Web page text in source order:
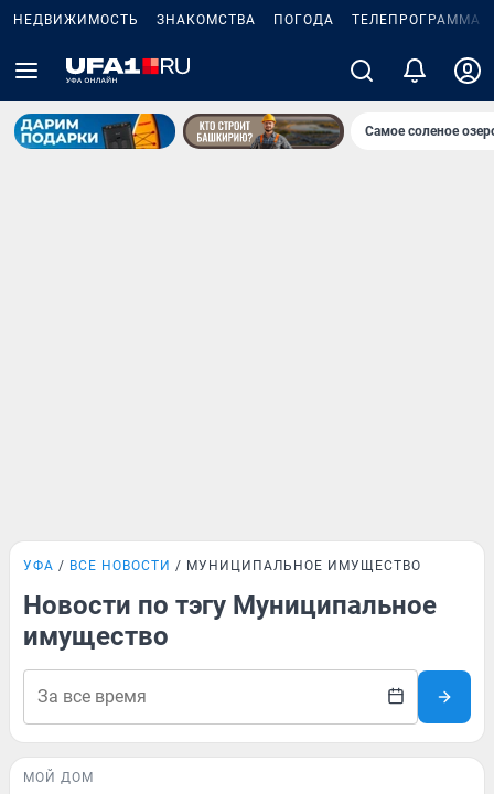
НЕДВИЖИМОСТЬ ЗНАКОМСТВА ПОГОДА ТЕЛЕПРОГРАММА
Самое соленое
УФА ВСЕ НОВОСТИ МУНИЦИПАЛЬНОЕ ИМУЩЕСТВО
Новости по тэгу Муниципальное
имущество
МОЙ ДОМ